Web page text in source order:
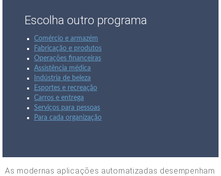
Escolha outro programa
Comércio e armazém
Fabricação e produtos
Operações financeiras
Assistência médica
Indústria de beleza
Esportes e recreação
Carros e entrega
Serviços para pessoas
Para cada organização
As modernas aplicações automatizadas desempenham